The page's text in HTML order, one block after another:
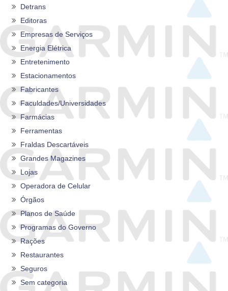
Detrans
Editoras
Empresas de Serviços
Energia Elétrica
Entretenimento
Estacionamentos
Fabricantes
Faculdades/Universidades
Farmácias
Ferramentas
Fraldas Descartáveis
Grandes Magazines
Lojas
Operadora de Celular
Órgãos
Planos de Saúde
Programas do Governo
Rações
Restaurantes
Seguros
Sem categoria